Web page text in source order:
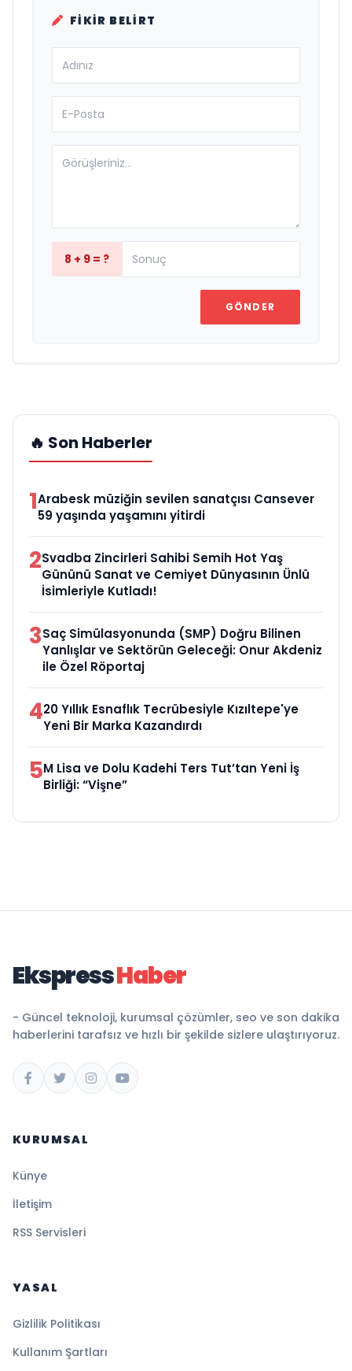
FIKIR BELIRT
8 + 9 = ?
GÖNDER
🔥 Son Haberler
1Arabesk müziğin sevilen sanatçısı Cansever
59 yaşında yaşamını yitirdi
2Svadba Zincirleri Sahibi Semih Hot Yaş
Gününü Sanat ve Cemiyet Dünyasının Ünlü
İsimleriyle Kutladı!
3Saç Simülasyonunda (SMP) Doğru Bilinen
Yanlışlar ve Sektörün Geleceği: Onur Akdeniz
ile Özel Röportaj
420 Yıllık Esnaflık Tecrübesiyle Kızıltepe'ye
Yeni Bir Marka Kazandırdı
5M Lisa ve Dolu Kadehi Ters Tut’tan Yeni İş
Birliği: “Vişne”
EkspressHaber
- Güncel teknoloji, kurumsal çözümler, seo ve son dakika
haberlerini tarafsız ve hızlı bir şekilde sizlere ulaştırıyoruz.
KURUMSAL
Künye
İletişim
RSS Servisleri
YASAL
Gizlilik Politikası
Kullanım Şartları